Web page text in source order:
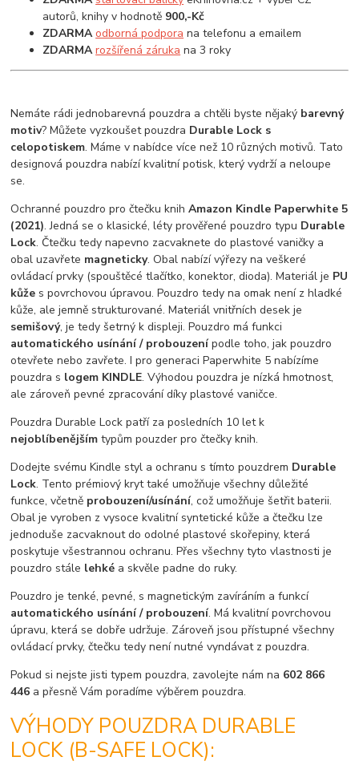
autorů, knihy v hodnotě 900,-Kč
ZDARMA odborná podpora na telefonu a emailem
ZDARMA rozšířená záruka na 3 roky
Nemáte rádi jednobarevná pouzdra a chtěli byste nějaký barevný
motiv? Můžete vyzkoušet pouzdra Durable Lock s
celopotiskem. Máme v nabídce více než 10 různých motivů. Tato
designová pouzdra nabízí kvalitní potisk, který vydrží a neloupe
se.
Ochranné pouzdro pro čtečku knihAmazon Kindle Paperwhite 5
(2021). Jedná se o klasické, léty prověřené pouzdro typu Durable
Lock. Čtečku tedy napevno zacvaknete do plastové vaničky a
obal uzavřete magneticky. Obal nabízí výřezy na veškeré
ovládací prvky (spouštěcé tlačítko, konektor, dioda). Materiál je PU
kůže s povrchovou úpravou. Pouzdro tedy na omak není z hladké
kůže, ale jemně strukturované. Materiál vnitřních desek je
semišový, je tedy šetrný k displeji. Pouzdro má funkci
automatického usínání / probouzenípodle toho, jak pouzdro
otevřete nebo zavřete. I pro generaci Paperwhite 5 nabízíme
pouzdra s logem KINDLE. Výhodou pouzdra je nízká hmotnost,
ale zároveň pevné zpracování díky plastové vaničce.
Pouzdra Durable Lock patří za posledních 10 let k
nejoblíbenějšímtypům pouzder pro čtečky knih.
Dodejte svému Kindle styl a ochranu s tímto pouzdrem Durable
Lock. Tento prémiový kryt také umožňuje všechny důležité
funkce, včetně probouzení/usínání, což umožňuje šetřit baterii.
Obal je vyroben z vysoce kvalitní syntetické kůže a čtečku lze
jednoduše zacvaknout do odolné plastové skořepiny, která
poskytuje všestrannou ochranu. Přes všechny tyto vlastnosti je
pouzdro stále lehké a skvěle padne do ruky.
Pouzdro je tenké, pevné, s magnetickým zavíráním a funkcí
automatického usínání / probouzení. Má kvalitní povrchovou
úpravu, která se dobře udržuje. Zároveň jsou přístupné všechny
ovládací prvky, čtečku tedy není nutné vyndávat z pouzdra.
Pokud si nejste jisti typem pouzdra, zavolejte nám na 602 866
446 a přesně Vám poradíme výběrem pouzdra.
VÝHODY POUZDRA DURABLE
LOCK (B-SAFE LOCK):